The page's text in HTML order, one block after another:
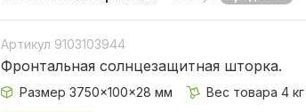
Артикул 9103103944
Фронтальная солнцезащитная шторка.
Размер 3750×100×28 мм Вес товара 4 кг